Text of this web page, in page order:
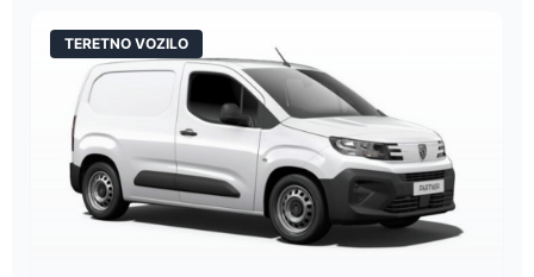
TERETNO VOZILO